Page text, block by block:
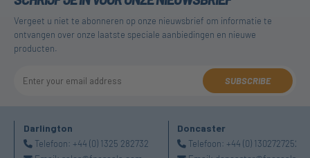
Vergeet u niet te abonneren op onze nieuwsbrief om informatie te
ontvangen over onze laatste speciale aanbiedingen en nieuwe
producten.
SUBSCRIBE
Darlington
Telefoon: +44 (0) 1325 282732
Doncaster
Telefoon: +44 (0) 1302727252